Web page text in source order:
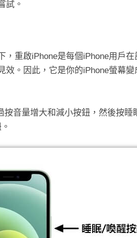
試。
重啟iPhone是每個iPhone用戶
。因此，它是你的iPhone螢幕
音量增大和減小按鈕，然後按睡